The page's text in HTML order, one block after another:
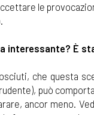
le
interessante? È
che questa
può
ancor meno.